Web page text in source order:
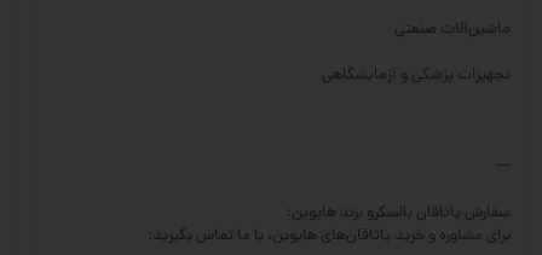
ماشین‌آلات صنعتی
تجهیزات پزشکی و آزمایشگاهی
---
سفارش یاتاقان بالسکرو برند هایوین:
برای مشاوره و خرید یاتاقان‌های هایوین، با ما تماس بگیرید: